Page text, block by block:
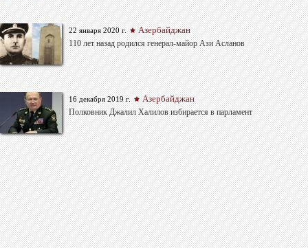
22 января 2020 г. Азербайджан
110 лет назад родился генерал-майор Ази Асланов
16 декабря 2019 г. Азербайджан
Полковник Джалил Халилов избирается в парламент